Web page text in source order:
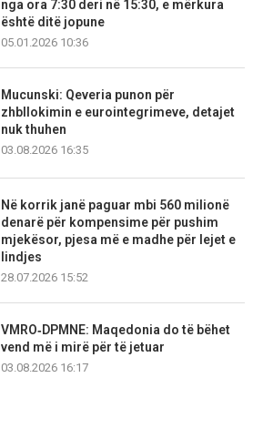
nga ora 7:30 deri në 15:30, e mërkura
është ditë jopune
05.01.2026 10:36
Mucunski: Qeveria punon për
zhbllokimin e eurointegrimeve, detajet
nuk thuhen
03.08.2026 16:35
Në korrik janë paguar mbi 560 milionë
denarë për kompensime për pushim
mjekësor, pjesa më e madhe për lejet e
lindjes
28.07.2026 15:52
VMRO‑DPMNE: Maqedonia do të bëhet
vend më i mirë për të jetuar
03.08.2026 16:17